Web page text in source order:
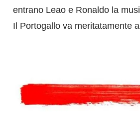
entrano Leao e Ronaldo la
Il Portogallo va meritatamente